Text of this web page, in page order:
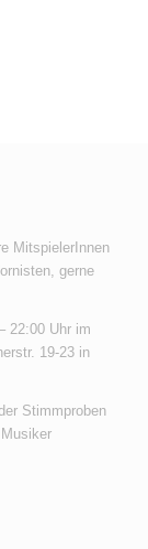
MitspielerInnen
gerne
22:00 Uhr im
19-23 in
Stimmproben